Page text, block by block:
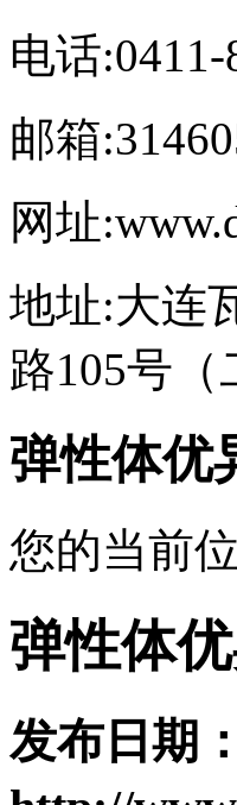
电话:0411-
邮箱
网址
地址:大连
路105号（
弹性体优
您的当前
弹性体
发布日期：